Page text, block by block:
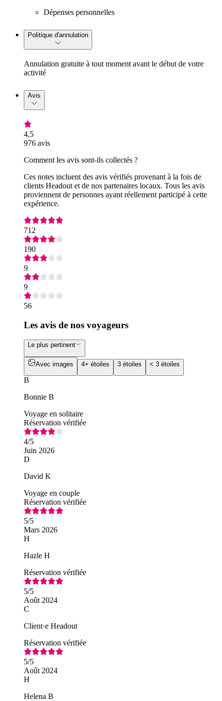
Dépenses personnelles
Politique d'annulation
Annulation gratuite à tout moment avant le début de votre
activité
Avis
4,5
976 avis
Comment les avis sont-ils collectés ?
Ces notes incluent des avis vérifiés provenant à la fois de
clients Headout et de nos partenaires locaux. Tous les avis
proviennent de personnes ayant réellement participé à cette
expérience.
712
190
9
9
56
Les avis de nos voyageurs
Le plus pertinent
Avec images 4+ étoiles 3 étoiles < 3 étoiles
B
Bonnie B
Voyage en solitaire
Réservation vérifiée
4/5
Juin 2026
D
David K
Voyage en couple
Réservation vérifiée
5/5
Mars 2026
H
Hazle H
Réservation vérifiée
5/5
Août 2024
C
Client·e Headout
Réservation vérifiée
5/5
Août 2024
H
Helena B